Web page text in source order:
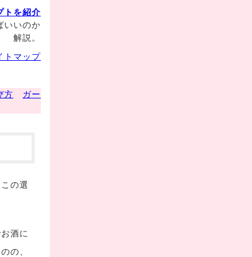
トを紹介
いいのか
解説。
トマップ
方
ガー
の選
酒に
の、